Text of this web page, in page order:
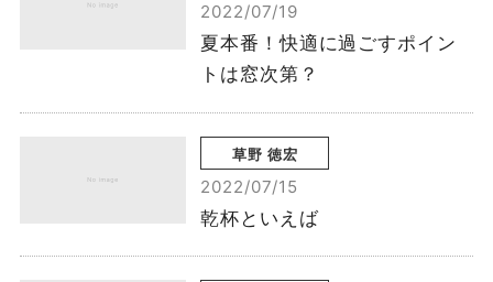
2022/07/19
夏本番！快適に過ごすポイン
トは窓次第？
草野 徳宏
2022/07/15
乾杯といえば